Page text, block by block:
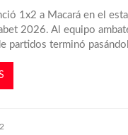
1x2 a Macará en el
2026. Al equipo
partidos terminó pasándol